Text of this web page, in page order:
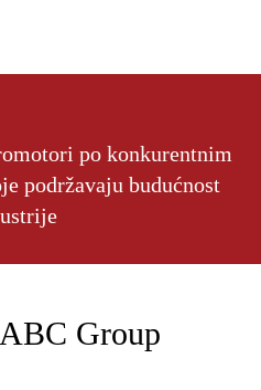
po konkurentnim
podržavaju budućnost
Group